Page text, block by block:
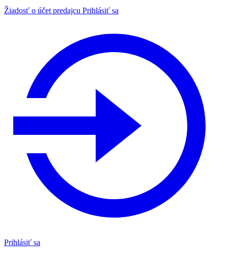
Žiadosť o účet predajcu Prihlásiť sa
Prihlásiť sa